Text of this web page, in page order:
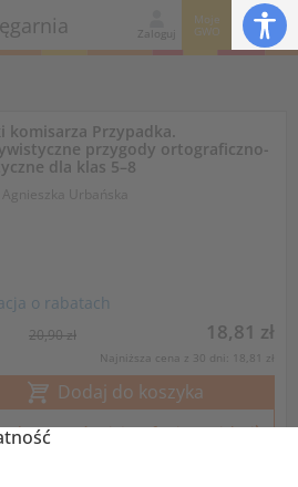
Zaloguj
Moje
GWO
o rabatach
20,90 zł 18,81 zł
Najniższa cena z 30 dni: 18,81 zł
Dodaj do koszyka
dostępny również w ofercie specjalnej
komisarza Przypadka.
przygody ortograficzno-
dla klas 5–8
Agnieszka Urbańska